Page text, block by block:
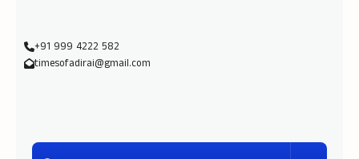
+91 999 4222 582
timesofadirai@gmail.com